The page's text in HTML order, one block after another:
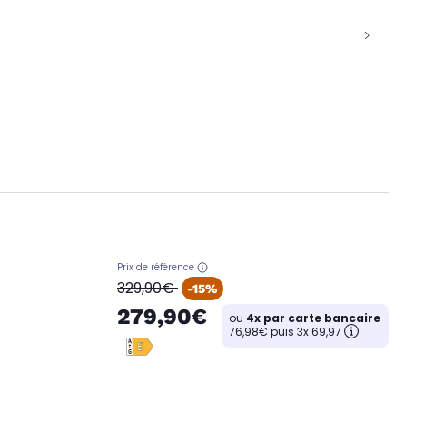
Prix de référence
oldPrice
329,90€ -15%
279,90€ ou 4x par carte bancaire
76,98€ puis 3x 69,97